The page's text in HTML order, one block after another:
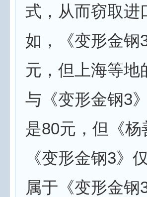
式，从而窃取进
如，《变形金钢
元，但上海等地
与《变形金钢3
是80元，但《
《变形金钢3》
属于《变形金